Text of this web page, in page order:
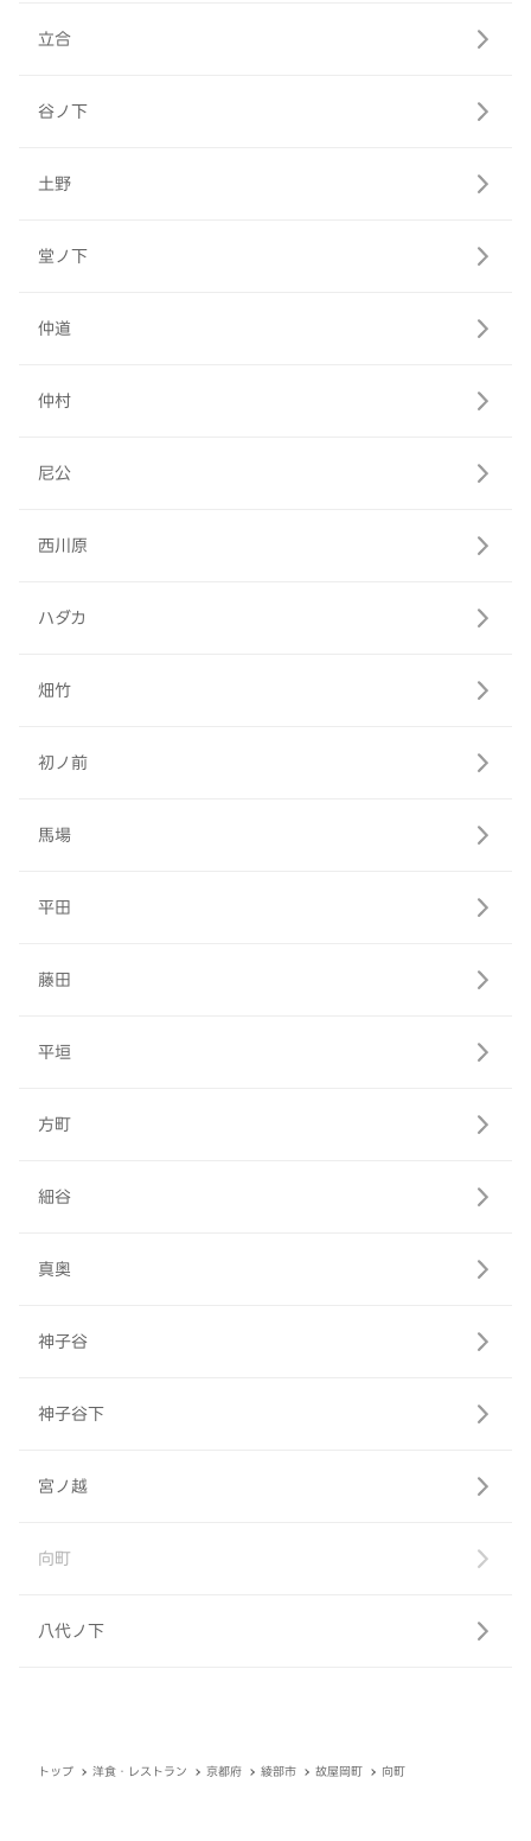
立合
谷ノ下
土野
堂ノ下
仲道
仲村
尼公
西川原
ハダカ
畑竹
初ノ前
馬場
平田
藤田
平垣
方町
細谷
真奥
神子谷
神子谷下
宮ノ越
向町
八代ノ下
トップ 洋食・レストラン 京都府 綾部市 故屋岡町 向町